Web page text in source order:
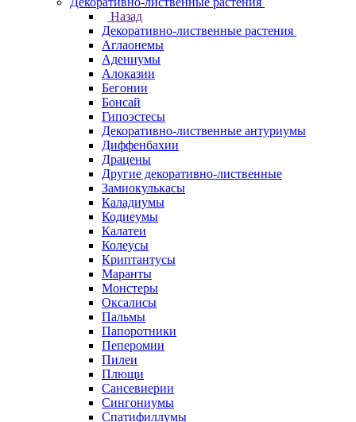
Назад
Декоративно-лиственные растения
Аглаонемы
Адениумы
Алоказии
Бегонии
Бонсай
Гипоэстесы
Декоративно-лиственные антуриумы
Диффенбахии
Драцены
Другие декоративно-лиственные
Замиокулькасы
Каладиумы
Кодиеумы
Калатеи
Колеусы
Криптантусы
Маранты
Монстеры
Оксалисы
Пальмы
Папоротники
Пеперомии
Пилеи
Плющи
Сансевиерии
Сингониумы
Спатифиллумы